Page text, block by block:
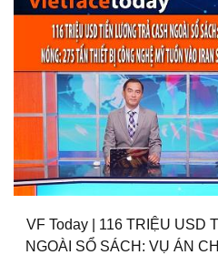
VF Today | 116 TRIỆU USD
NGOÀI SỔ SÁCH: VỤ ÁN